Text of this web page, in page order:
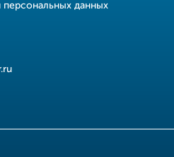
персональных данных